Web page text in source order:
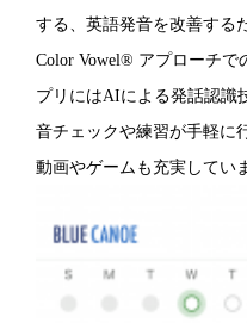
する、英語発音を改善する
Color Vowel® アプローチで
プリにはAIによる発話認識
音チェックや練習が手軽に
動画やゲームも充実してい